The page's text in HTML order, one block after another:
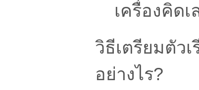
เครื่องคิด
วิธีเตรียมตัว
อย่างไร?